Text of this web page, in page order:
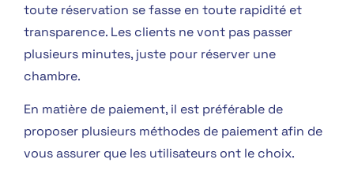
toute réservation se fasse en toute rapidité et
transparence. Les clients ne vont pas passer
plusieurs minutes, juste pour réserver une
chambre.
En matière de paiement, il est préférable de
proposer plusieurs méthodes de paiement afin de
vous assurer que les utilisateurs ont le choix.